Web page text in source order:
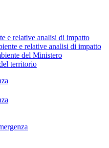
e relative analisi di impatto
e relative analisi di impatto
del Ministero
territorio